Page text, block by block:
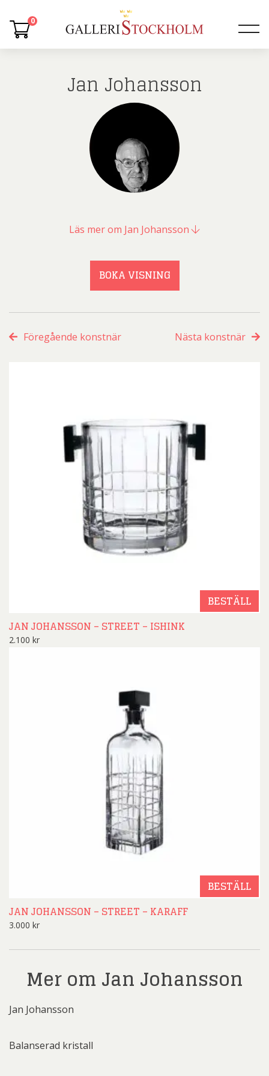
0
Jan Johansson
Läs mer om Jan Johansson
BOKA VISNING
Föregående konstnär Nästa konstnär
BESTÄLL
JAN JOHANSSON – STREET – ISHINK
2.100 kr
BESTÄLL
JAN JOHANSSON – STREET – KARAFF
3.000 kr
Mer om Jan Johansson
Jan Johansson
Balanserad kristall